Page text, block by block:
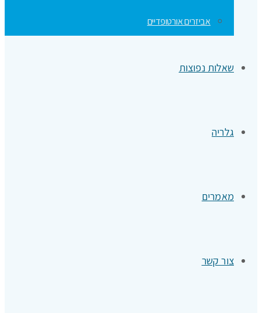
אביזרים אורטופדיים
שאלות נפוצות
גלריה
מאמרים
צור קשר